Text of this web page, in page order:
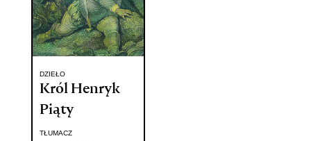
DZIEŁO
Król Henryk
Piąty
TŁUMACZ